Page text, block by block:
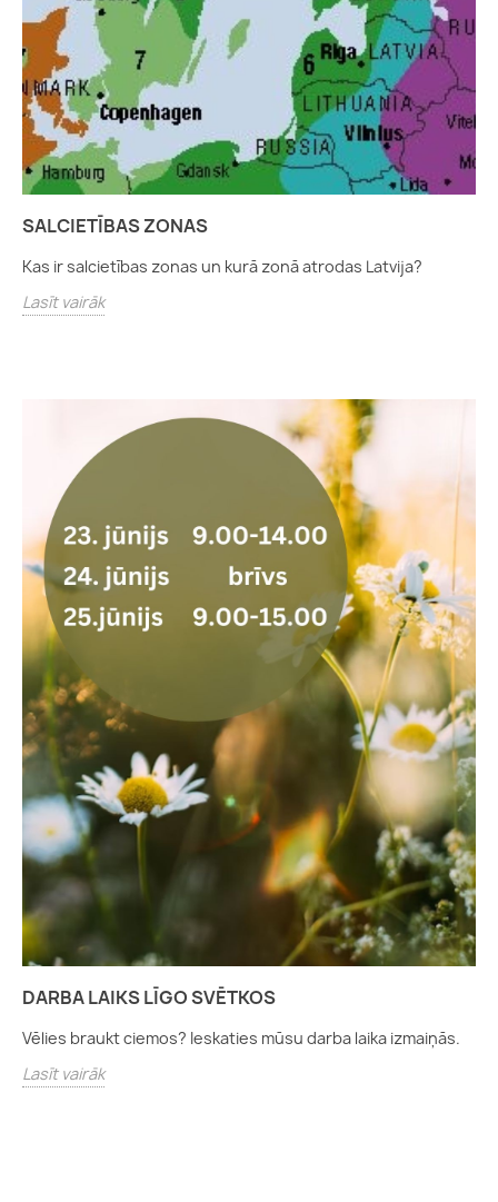
SALCIETĪBAS ZONAS
Kas ir salcietības zonas un kurā zonā atrodas Latvija?
Lasīt vairāk
DARBA LAIKS LĪGO SVĒTKOS
Vēlies braukt ciemos? Ieskaties mūsu darba laika izmaiņās.
Lasīt vairāk